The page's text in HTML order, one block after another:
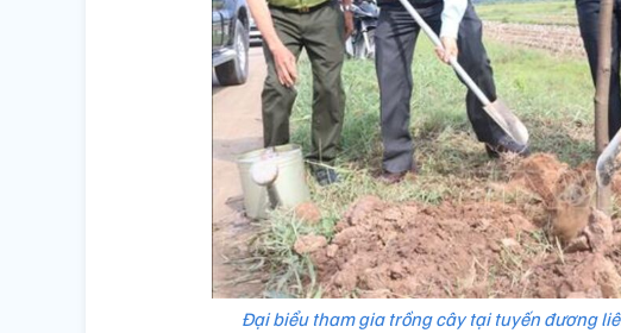
Đại biểu tham gia trồng cây tại tuyến đương